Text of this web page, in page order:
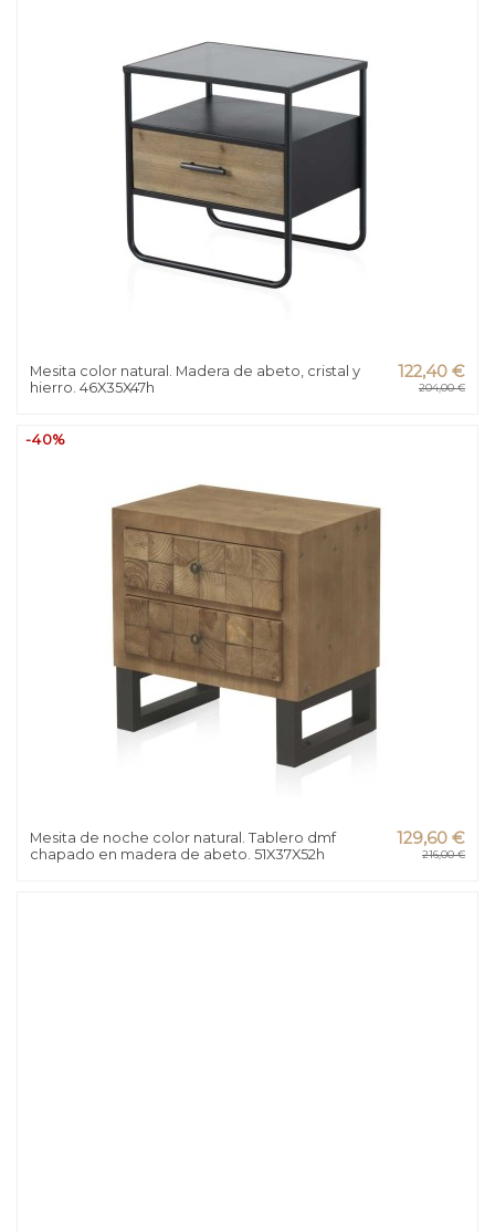
Mesita color natural. Madera de abeto, cristal y
hierro. 46X35X47h
122,40 €
204,00 €
-40%
Mesita de noche color natural. Tablero dmf
chapado en madera de abeto. 51X37X52h
129,60 €
216,00 €